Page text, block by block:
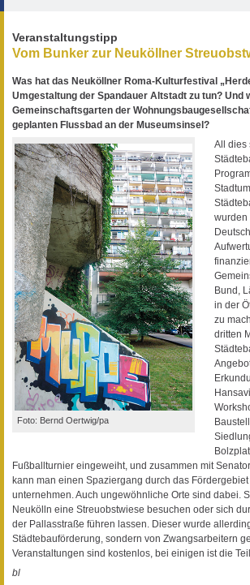
Veranstaltungstipp
Vom Bunker zur Neuköllner
Was hat das Neuköllner Roma-Kulturfestival
Umgestaltung der Spandauer Altstadt zu tun? Und
Gemeinschaftsgarten der
geplanten Flussbad an der Museumsinsel?
Foto: Bernd Oertwig/pa
All dies
wurden
Bund,
in der
zu
dritten
Fußballturnier eingeweiht, und zusammen mit
kann man einen Spaziergang durch das
unternehmen. Auch ungewöhnliche Orte sind dabei.
Neukölln eine Streuobstwiese besuchen oder sich
der Pallasstraße führen lassen. Dieser wurde
Städtebauförderung, sondern von Zwangsarbeitern
Veranstaltungen sind kostenlos, bei einigen ist die
bl